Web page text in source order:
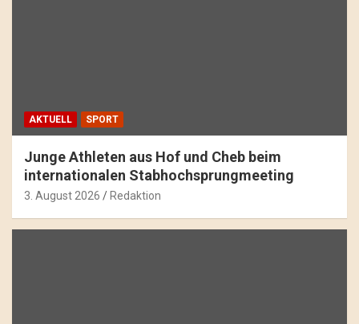
AKTUELL SPORT
Junge Athleten aus Hof und Cheb beim
internationalen Stabhochsprungmeeting
3. August 2026 Redaktion